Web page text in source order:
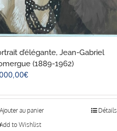
d’élégante, Jean-Gabriel
(1889-1962)
€
Ajouter au panier
Détails
to Wishlist